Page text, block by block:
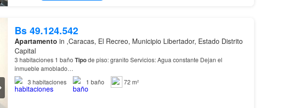
Bs 49.124.542
Apartamento in ,Caracas, El Recreo, Municipio Libertador, Estado Distrito
Capital
3 habitaciones 1 baño Tipode piso: granito Servicios: Agua constante Dejan el
inmueble amoblado…
3 habitaciones 1 baño 72 m²